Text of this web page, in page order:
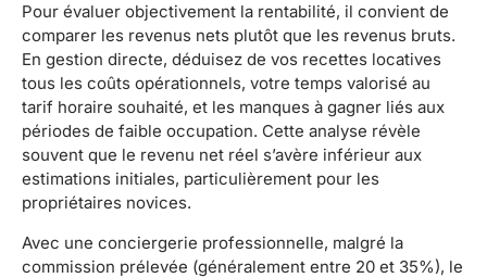
Pour évaluer objectivement la rentabilité, il convient de
comparer les revenus nets plutôt que les revenus bruts.
En gestion directe, déduisez de vos recettes locatives
tous les coûts opérationnels, votre temps valorisé au
tarif horaire souhaité, et les manques à gagner liés aux
périodes de faible occupation. Cette analyse révèle
souvent que le revenu net réel s’avère inférieur aux
estimations initiales, particulièrement pour les
propriétaires novices.
Avec une conciergerie professionnelle, malgré la
commission prélevée (généralement entre 20 et 35%), le